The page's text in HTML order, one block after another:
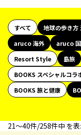
すべて 地球の歩き方
aruco 海外
aruco
Resort Style
島旅
BOOKS スペシャルコラ
BOOKS 旅と健康
21〜40件/258件中 を